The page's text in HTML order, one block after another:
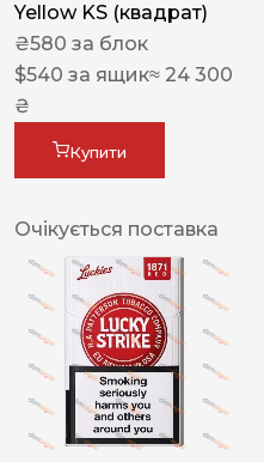
Yellow KS (квадрат)
₴580 за блок
$540 за ящик≈ 24 300
₴
Купити
Очікується поставка